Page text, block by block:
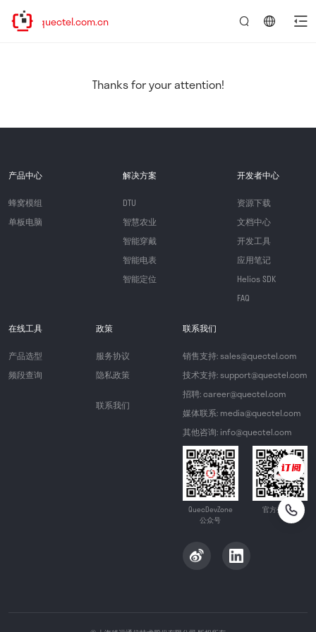
www.quectel.com.cn
Thanks for your attention!
产品中心
蜂窝模组
单板电脑
解决方案
DTU
智慧农业
智能穿戴
智能电表
智能定位
开发者中心
资源下载
文档中心
开发工具
应用笔记
Helios SDK
FAQ
在线工具
产品选型
频段查询
政策
服务协议
隐私政策
联系我们
联系我们
销售支持: sales@quectel.com
技术支持: support@quectel.com
招聘: career@quectel.com
媒体联系: media@quectel.com
其他咨询: info@quectel.com
QuecDevZone
公众号
官方公众号